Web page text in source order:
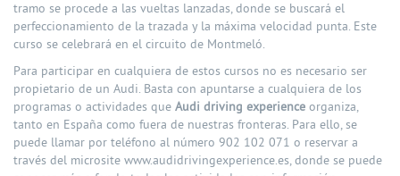
tramo se procede a las vueltas lanzadas, donde se buscará el
perfeccionamiento de la trazada y la máxima velocidad punta. Este
curso se celebrará en el circuito de Montmeló.
Para participar en cualquiera de estos cursos no es necesario ser
propietario de un Audi. Basta con apuntarse a cualquiera de los
programas o actividades que Audi driving experience organiza,
tanto en España como fuera de nuestras fronteras. Para ello, se
puede llamar por teléfono al número 902 102 071 o reservar a
través del microsite www.audidrivingexperience.es, donde se puede